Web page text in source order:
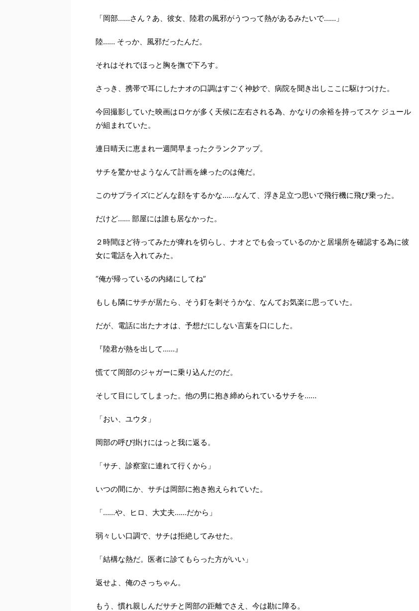
「岡部……さん？あ、彼女、陸君の風邪がうつって熱があるみたいで……」
陸…… そっか、風邪だったんだ。
それはそれでほっと胸を撫で下ろす。
さっき、携帯で耳にしたナオの口調はすごく神妙で、病院を聞き出しここに駆けつけた。
今回撮影していた映画はロケが多く天候に左右される為、かなりの余裕を持ってスケ ジュール
が組まれていた。
連日晴天に恵まれ一週間早まったクランクアップ。
サチを驚かせようなんて計画を練ったのは俺だ。
このサプライズにどんな顔をするかな……なんて、浮き足立つ思いで飛行機に飛び乗った。
だけど…… 部屋には誰も居なかった。
２時間ほど待ってみたが痺れを切らし、ナオとでも会っているのかと居場所を確認する為に彼
女に電話を入れてみた。
“俺が帰っているの内緒にしてね”
もしも隣にサチが居たら、そう釘を刺そうかな、なんてお気楽に思っていた。
だが、電話に出たナオは、予想だにしない言葉を口にした。
『陸君が熱を出して……』
慌てて岡部のジャガーに乗り込んだのだ。
そして目にしてしまった。他の男に抱き締められているサチを……
「おい、ユウタ」
岡部の呼び掛けにはっと我に返る。
「サチ、診察室に連れて行くから」
いつの間にか、サチは岡部に抱き抱えられていた。
「……や、ヒロ、大丈夫……だから」
弱々しい口調で、サチは拒絶してみせた。
「結構な熱だ。医者に診てもらった方がいい」
返せよ、俺のさっちゃん。
もう、慣れ親しんだサチと岡部の距離でさえ、今は勘に障る。